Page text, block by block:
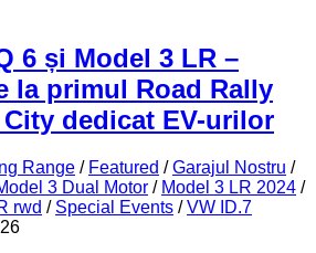
6 și Model 3 LR –
la primul Road Rally
dedicat EV-urilor
Range / Featured /Garajul Nostru /
3 Dual Motor / Model 3 LR 2024 /
rwd / Special Events /VW ID.7